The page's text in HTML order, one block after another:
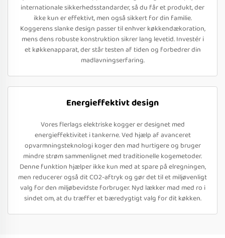
internationale sikkerhedsstandarder, så du får et produkt, der
ikke kun er effektivt, men også sikkert for din familie.
Koggerens slanke design passer til enhver køkkendækoration,
mens dens robuste konstruktion sikrer lang levetid. Investér i
et køkkenapparat, der står testen af tiden og forbedrer din
madlavningserfaring.
Energieffektivt design
Vores flerlags elektriske kogger er designet med
energieffektivitet i tankerne. Ved hjælp af avanceret
opvarmningsteknologi koger den mad hurtigere og bruger
mindre strøm sammenlignet med traditionelle kogemetoder.
Denne funktion hjælper ikke kun med at spare på elregningen,
men reducerer også dit CO2-aftryk og gør det til et miljøvenligt
valg for den miljøbevidste forbruger. Nyd lækker mad med ro i
sindet om, at du træffer et bæredygtigt valg for dit køkken.